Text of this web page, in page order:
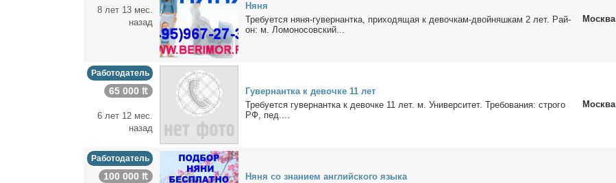
8 лет 13 мес.
назад
Ня­ня
Тре­бу­ет­ся ня­ня-гу­вер­нант­ка, при­хо­дя­щая к де­воч­кам-двой­няш­кам 2 лет. Рай­
он: м. Ло­мо­но­сов­ский...
Москва
Работодатель
65 000 ₶
6 лет 12 мес.
назад
Гу­вер­нант­ка к де­воч­ке 11 лет
Тре­бу­ет­ся гу­вер­нант­ка к де­воч­ке 11 лет. м. Уни­вер­си­тет. Тре­бо­ва­ния: стро­го
РФ, пед....
Москва
Работодатель
100 000 ₶
Ня­ня со зна­ни­ем ан­глий­ско­го язы­ка